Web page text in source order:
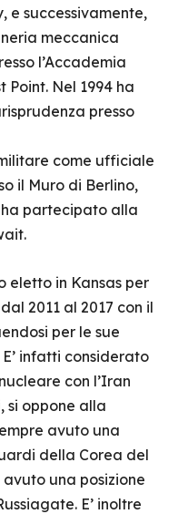
e successivamente,
meccanica
l’Accademia
Nel 1994 ha
presso
come ufficiale
il Muro di Berlino,
ha partecipato alla
eletto in Kansas per
2011 al 2017 con il
per le sue
infatti considerato
con l’Iran
si oppone alla
avuto una
della Corea del
una posizione
E’ inoltre